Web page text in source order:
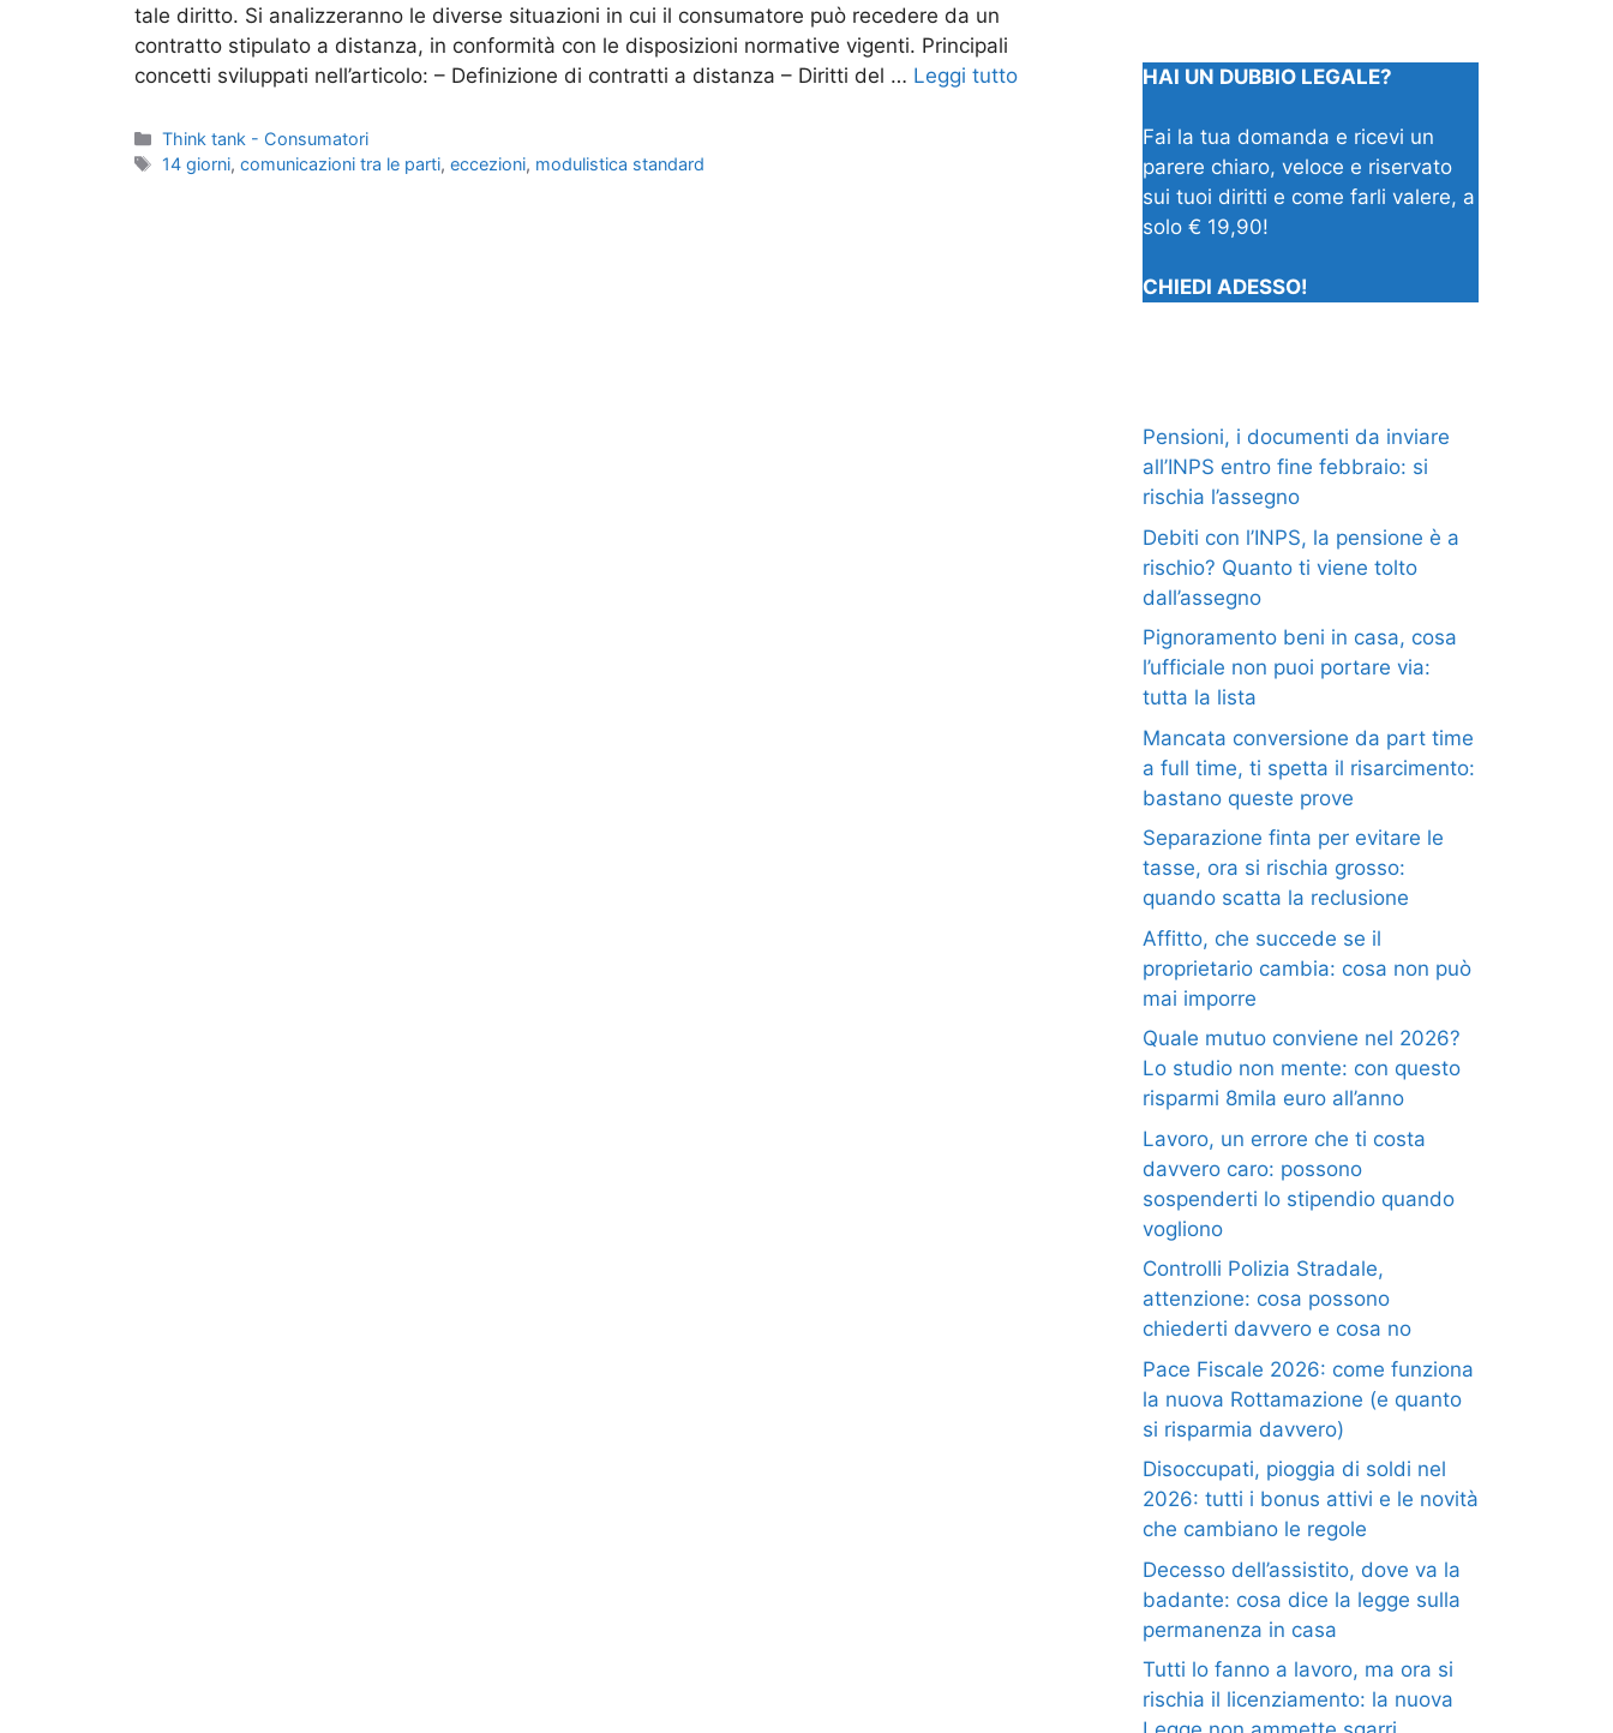
tale diritto. Si analizzeranno le diverse situazioni in cui il consumatore può recedere da un
contratto stipulato a distanza, in conformità con le disposizioni normative vigenti. Principali
concetti sviluppati nell’articolo: – Definizione di contratti a distanza – Diritti del … Leggi tutto
Categorie
Think tank - Consumatori
Tag
14 giorni,comunicazioni tra le parti,eccezioni, modulistica standard
HAI UN DUBBIO LEGALE?
Fai la tua domanda e ricevi un
parere chiaro, veloce e riservato
sui tuoi diritti e come farli valere, a
solo € 19,90!
CHIEDI ADESSO!
Pensioni, i documenti da inviare
all’INPS entro fine febbraio: si
rischia l’assegno
Debiti con l’INPS, la pensione è a
rischio? Quanto ti viene tolto
dall’assegno
Pignoramento beni in casa, cosa
l’ufficiale non puoi portare via:
tutta la lista
Mancata conversione da part time
a full time, ti spetta il risarcimento:
bastano queste prove
Separazione finta per evitare le
tasse, ora si rischia grosso:
quando scatta la reclusione
Affitto, che succede se il
proprietario cambia: cosa non può
mai imporre
Quale mutuo conviene nel 2026?
Lo studio non mente: con questo
risparmi 8mila euro all’anno
Lavoro, un errore che ti costa
davvero caro: possono
sospenderti lo stipendio quando
vogliono
Controlli Polizia Stradale,
attenzione: cosa possono
chiederti davvero e cosa no
Pace Fiscale 2026: come funziona
la nuova Rottamazione (e quanto
si risparmia davvero)
Disoccupati, pioggia di soldi nel
2026: tutti i bonus attivi e le novità
che cambiano le regole
Decesso dell’assistito, dove va la
badante: cosa dice la legge sulla
permanenza in casa
Tutti lo fanno a lavoro, ma ora si
rischia il licenziamento: la nuova